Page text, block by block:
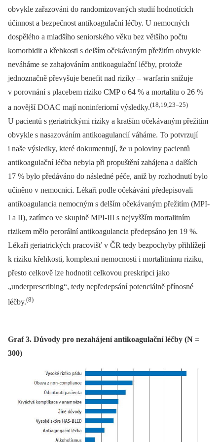
obvykle zařazováni do randomizovaných studií hodnotících
účinnost a bezpečnost antikoagulační léčby. U nemocných
dospělého a mladšího seniorského věku bez většího počtu
komorbidit a křehkosti s delším očekávaným přežitím obvykle
neváháme se zahajováním antikoagulační léčby, protože
jednoznačně převyšuje benefit nad riziky –⁠ warfarin snižuje
v porovnání s placebem riziko CMP o 64 % a mortalitu o 26 %
a novější DOAC mají noninferiorní výsledky.(18,19,23–25)
U pacientů s geriatrickými riziky a kratším očekávaným přežitím
obvykle s nasazováním antikoagulancií váháme. To potvrzují
i naše výsledky, které dokumentují, že u poloviny pacientů
antikoagulační léčba nebyla při propuštění zahájena a dalších
17 % bylo předáváno do následné péče, aniž by rozhodnutí bylo
učiněno v nemocnici. Lékaři podle očekávání předepisovali
antikoagulancia nemocným s delším očekávaným přežitím (MPI-
I a II), zatímco ve skupině MPI-III s nejvyšším mortalitním
rizikem mělo perorální antikoagulancia předepsáno jen 19 %.
Lékaři geriatrických pracovišť v ČR tedy bezpochyby přihlížejí
k riziku křehkosti, komplexní nemocnosti i mortalitnímu riziku,
přesto celkově lze hodnotit celkovou preskripci jako
„underprescribing“, tedy nepředepsání potenciálně přínosné
léčby.(8)
Graf 3. Důvody pro nezahájení antikoagulační léčby (N =
300)